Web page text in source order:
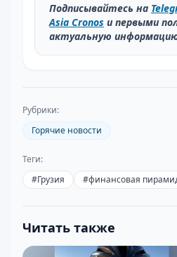
Подписывайтесь на
Asia Cronos и первыми
актуальную
Рубрики:
Горячие новости
Теги:
#Грузия #финансовая
Читать также